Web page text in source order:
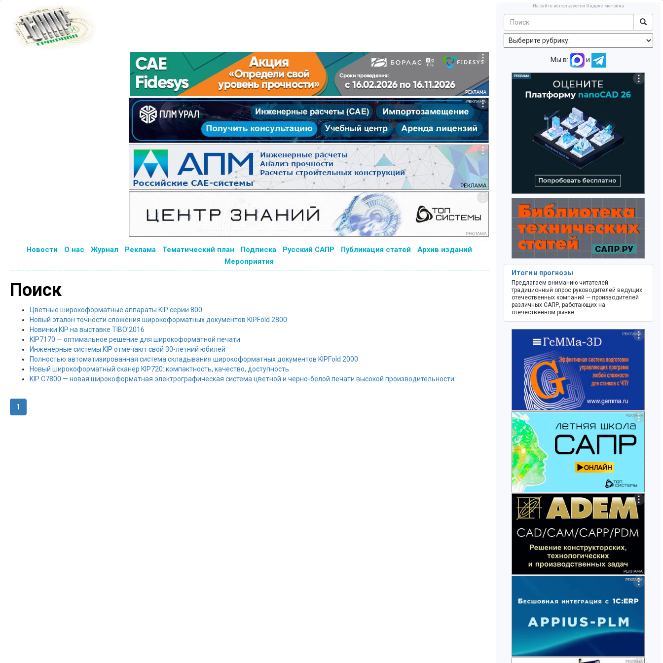
Новости О нас Журнал Реклама Тематический план Подписка Русский САПР Публикация статей
Архив изданий
Мероприятия
Поиск
Цветные широкоформатные аппараты KIP серии 800
Новый эталон точности сложения широкоформатных документов KIPFold 2800
Новинки KIP на выставке TIBO’2016
KIP7170 — оптимальное решение для широкоформатной печати
Инженерные системы KIP отмечают свой 30-летний юбилей
Полностью автоматизированная система складывания широкоформатных документов KIPFold 2000
Новый широкоформатный сканер KIP720: компактность, качество, доступность
KIP C7800 — новая широкоформатная электрографическая система цветной и черно-белой печати высокой производительности
1
На сайте используется Яндекс метрика
Мы в: и
Итоги и прогнозы
Предлагаем вниманию читателей
традиционный опрос руководителей ведущих
отечественных компаний — производителей
различных САПР, работающих на
отечественном рынке